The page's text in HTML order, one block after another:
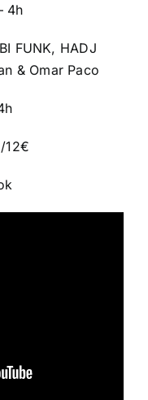
4h
FUNK, HADJ
& Omar Paco
12€